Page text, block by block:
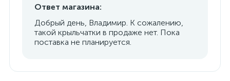
Ответ магазина:
Добрый день, Владимир. К сожалению,
такой крыльчатки в продаже нет. Пока
поставка не планируется.